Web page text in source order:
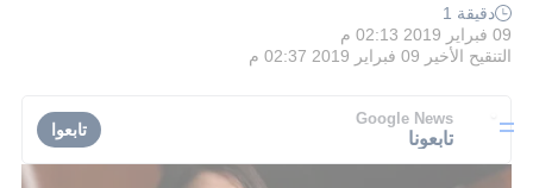
دقيقة 1
09 فبراير 2019 02:13 م
التنقيح الأخير 09 فبراير 2019 02:37 م
Google News
تابعونا تابعوا